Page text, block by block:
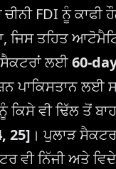
FDI ਨੂੰ ਕਾਫੀ
ਜਿਸ ਤਹਿਤ
ਲਈ60-
ਪਾਕਿਸਤਾਨ
ਵੀ ਢਿੱਲ ਤੋਂ
25] । ਪੁਲਾੜ
ਵੀ ਨਿੱਜੀ ਅਤੇ